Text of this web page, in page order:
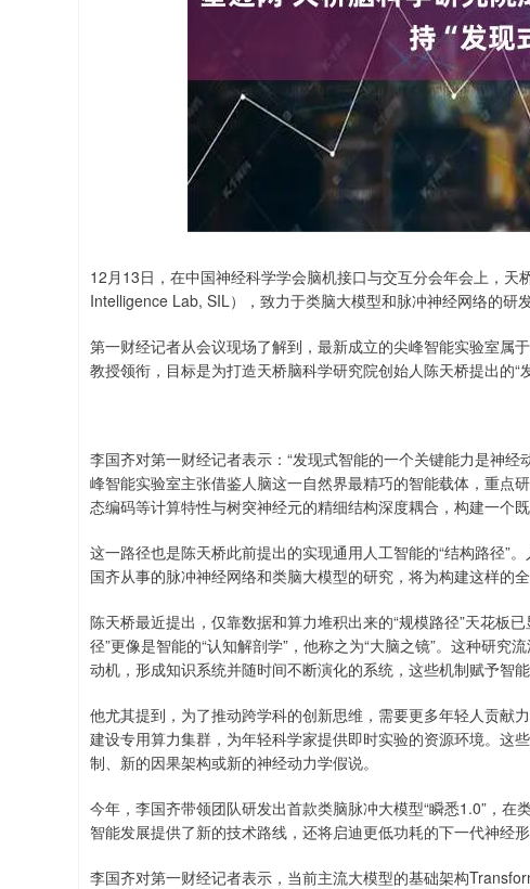
12月13日，在中国神经科学学会脑机接口与交互分会年会上，
Intelligence Lab, SIL），致力于类脑大模型和脉冲神经网络的研
第一财经记者从会议现场了解到，最新成立的尖峰智能实验室属
教授领衔，目标是为打造天桥脑科学研究院创始人陈天桥提出的“
李国齐对第一财经记者表示：“发现式智能的一个关键能力是神
峰智能实验室主张借鉴人脑这一自然界最精巧的智能载体，重点
态编码等计算特性与树突神经元的精细结构深度耦合，构建一个
这一路径也是陈天桥此前提出的实现通用人工智能的“结构路径”
国齐从事的脉冲神经网络和类脑大模型的研究，将为构建这样的
陈天桥最近提出，仅靠数据和算力堆积出来的“规模路径”天花板
径”更像是智能的“认知解剖学”，他称之为“大脑之镜”。这种研
动机，形成知识系统并随时间不断演化的系统，这些机制赋予智
他尤其提到，为了推动跨学科的创新思维，需要更多年轻人贡献
建设专用算力集群，为年轻科学家提供即时实验的资源环境。这
制、新的因果架构或新的神经动力学假说。
今年，李国齐带领团队研发出首款类脑脉冲大模型“瞬悉1.0”，
智能发展提供了新的技术路线，还将启迪更低功耗的下一代神经
李国齐对第一财经记者表示，当前主流大模型的基础架构
沪深300 4651.31 -0.15%